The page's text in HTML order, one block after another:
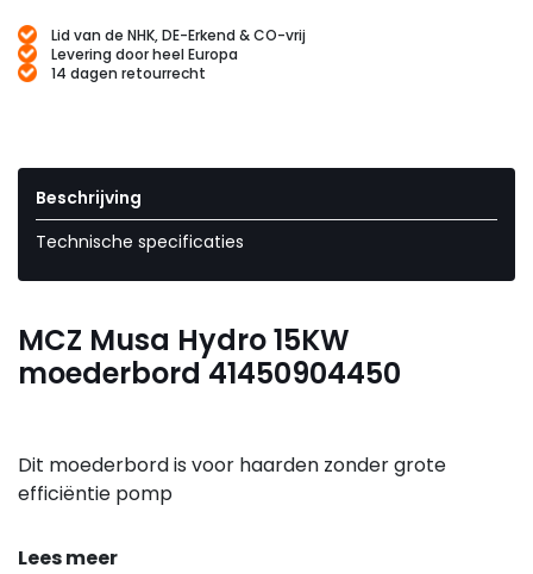
Lid van de NHK, DE-Erkend & CO-vrij
Levering door heel Europa
14 dagen retourrecht
Beschrijving
Technische specificaties
MCZ Musa Hydro 15KW
moederbord 41450904450
Dit moederbord is voor haarden zonder grote
efficiëntie pomp
Lees meer